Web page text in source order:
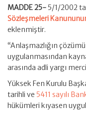
MADDE 25- 5/1/2002
Sözleşmeleri
eklenmiştir.
“Anlaşmazlığın
uygulanmasından
arasında adli yargı
Yüksek Fen Kurulu
tarihli ve 5411 sayılı
hükümleri kıyasen